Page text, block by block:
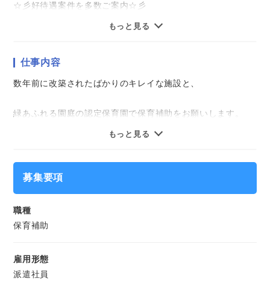
☆彡好待遇案件を多数ご案内☆彡
★軽作業
★アクティブワーク
★ちょっと難しめの有資格業務
★もちろん社会保険完備
ご応募心よりお待ちしております（・ω・）ノ
もっと見る
仕事内容
数年前に改築されたばかりのキレイな施設と、
緑あふれる園庭の認定保育園で保育補助をお願いします。
清掃などがメインで、ピアノなし、残業少なめなので
もっと見る
募集要項
職種
保育補助
雇用形態
派遣社員